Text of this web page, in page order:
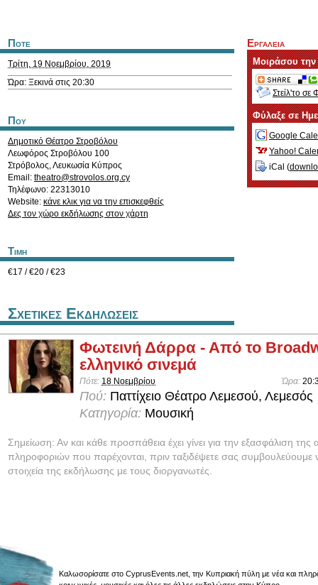
Ποτε
Τρίτη, 19 Νοεμβρίου, 2019
Ώρα: Ξεκινά στις 20:30
Που
Δημοτικό Θέατρο Στροβόλου
Λεωφόρος Στροβόλου 100
Στρόβολος,Λευκωσία Κύπρος
Email: theatro@strovolos.org.cy
Τηλέφωνο: 22313010
Website: κάνε κλικ για να την επισκεφθείς
Δες τον χώρο εκδήλωσης στον χάρτη
Τιμη
€17 / €20 / €23
Εργαλεια
Μοιράσου
Στείλ'το σε
Φύλαξε σε
Google
Yahoo!
iCal (
Σχετικες Εκδηλωσεις
Φωτεινή Δάρρα - Από το
ελληνικό σινεμά
Πότε: 18 Νοεμβρίου Ώρα:
Πού: Παττίχειο Θέατρο Λεμεσού, Λεμεσός
Κατηγορία: Μουσική
Σημείωση: Αν και κάθε προσπάθεια έχει γίνει για την εξασφάλιση της
πληροφοριών που παρέχονται, πριν ταξιδέψετε σας συμβουλεύουμε
στοιχεία της εκδήλωσης με τους διοργανωτές.
Καλωσορίσατε στο CyprusEvents.net, την Κυπριακή πύλη με νέα και